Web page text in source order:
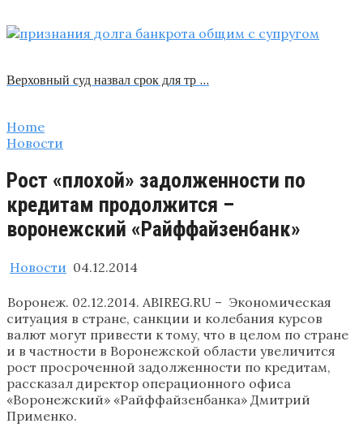
Верховный суд назвал срок для тр …
Home
Новости
Рост «плохой» задолженности по
кредитам продолжится –
воронежский «Райффайзенбанк»
Новости 04.12.2014
Воронеж. 02.12.2014. ABIREG.RU – Экономическая
ситуация в стране, санкции и колебания курсов
валют могут привести к тому, что в целом по стране
и в частности в Воронежской области увеличится
рост просроченной задолженности по кредитам,
рассказал директор операционного офиса
«Воронежский» «Райффайзенбанка» Дмитрий
Применко.